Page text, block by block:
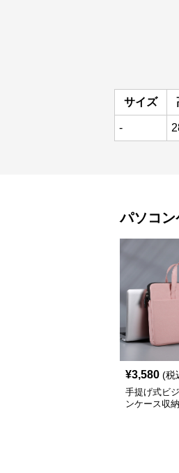
サイズ
-
パソコン
¥3,580 (税
手提げ式ビ
ンケース収